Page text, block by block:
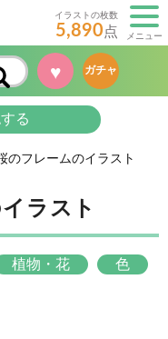
イラストの枚数
5,890点 メニュー
♥ ガチャ
る
のフレームのイラスト
ラスト
植物・花 色